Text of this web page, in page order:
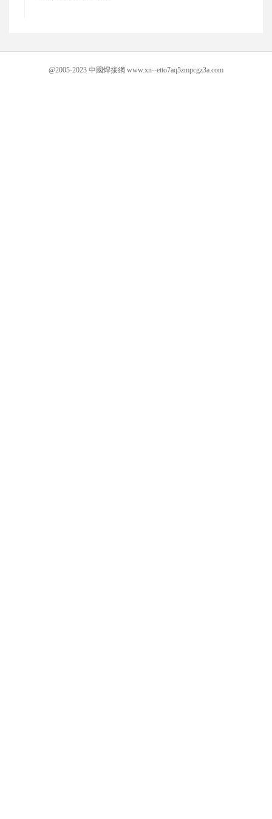
@2005-2023 中國焊接網 www.xn--etto7aq5zmpcgz3a.com